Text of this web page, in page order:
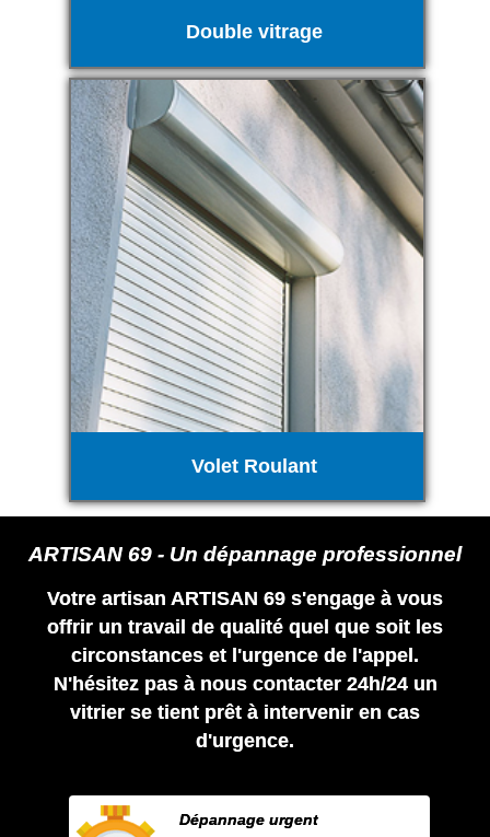
Double vitrage
Volet Roulant
ARTISAN 69 - Un dépannage professionnel
Votre artisan ARTISAN 69 s'engage à vous
offrir un travail de qualité quel que soit les
circonstances et l'urgence de l'appel.
N'hésitez pas à nous contacter 24h/24 un
vitrier se tient prêt à intervenir en cas
d'urgence.
Dépannage urgent